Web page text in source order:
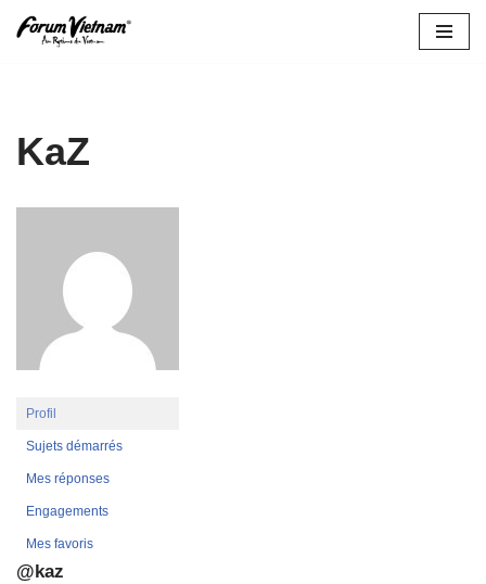
KaZ
Profil
Sujets démarrés
Mes réponses
Engagements
Mes favoris
@kaz